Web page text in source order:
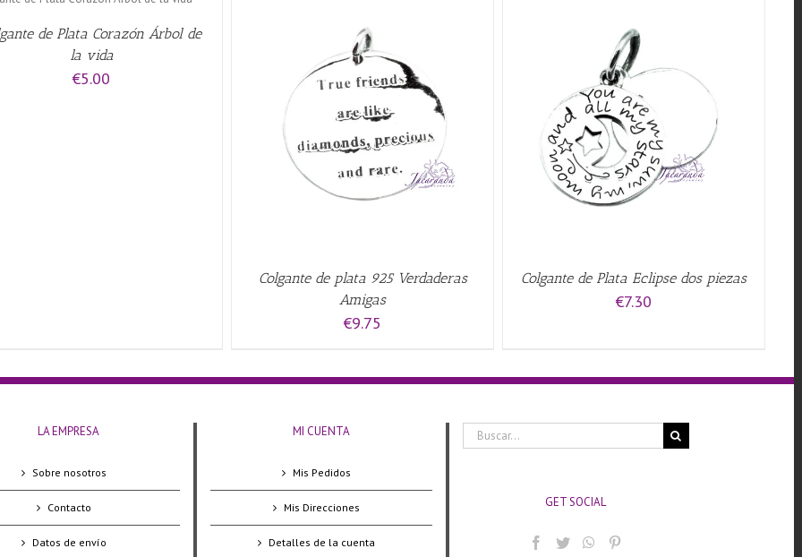
de Plata Corazón Árbol de
la vida
€5.00
Colgante de plata 925 Verdaderas
Amigas
€9.75
AÑADIR AL CARRITO QUICK VIEW
Colgante de Plata Eclipse dos piezas
€7.30
LA EMPRESA
Sobre nosotros
Contacto
Datos de envío
MI CUENTA
Mis Pedidos
Mis Direcciones
Detalles de la cuenta
Buscar:
GET SOCIAL